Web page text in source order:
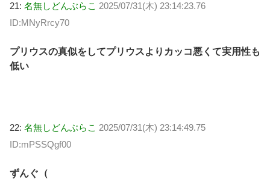
21: 名無しどんぶらこ 2025/07/31(木) 23:14:23.76
ID:MNyRrcy70
プリウスの真似をしてプリウスよりカッコ悪くて実用性も
低い
22: 名無しどんぶらこ 2025/07/31(木) 23:14:49.75
ID:mPSSQgf00
ずんぐ（